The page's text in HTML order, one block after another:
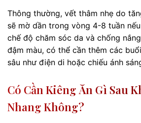
Thông thường, vết thâm nhẹ do
sẽ mờ dần trong vòng 4-8 tuần
chế độ chăm sóc da và chống
đậm màu, có thể cần thêm các
sâu như điện di hoặc chiếu ánh
Có Cần Kiêng Ăn Gì Sau
Nhang Không?